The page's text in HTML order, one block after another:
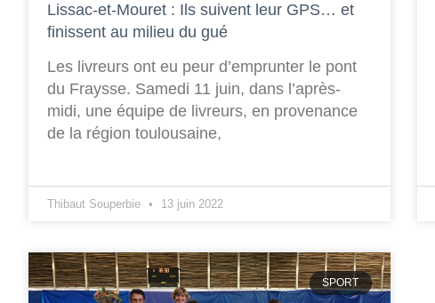
Lissac-et-Mouret : Ils suivent leur GPS… et
finissent au milieu du gué
Les livreurs ont eu peur d’emprunter le pont
du Fraysse. Samedi 11 juin, dans l’après-
midi, une équipe de livreurs, en provenance
de la région toulousaine,
Thibaut Souperbie 13 juin 2022
SPORT